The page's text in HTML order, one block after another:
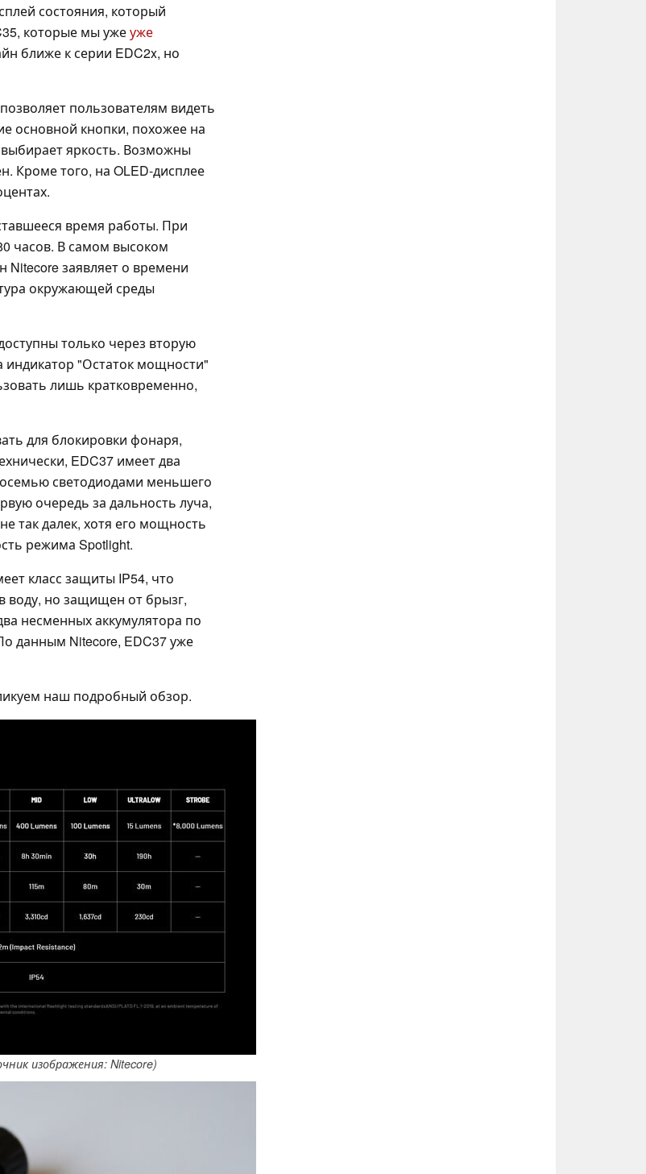
состояния, который
которые мы ужеуже
ближе к серии EDC2x, но
пользователям видеть
основной кнопки, похожее на
яркость. Возможны
Кроме того, на OLED-дисплее
время работы. При
часов. В самом высоком
заявляет о времени
окружающей среды
только через вторую
индикатор "Остаток мощности"
лишь кратковременно,
для блокировки фонаря,
EDC37 имеет два
светодиодами меньшего
очередь за дальность луча,
так далек, хотя его мощность
режима Spotlight.
класс защиты IP54, что
воду, но защищен от брызг,
несменных аккумулятора по
данным Nitecore, EDC37 уже
наш подробный обзор.
изображения: Nitecore)